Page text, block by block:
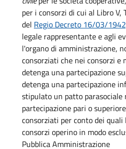
per i consorzi di cui al Libro V,
del Regio Decreto 16/03/
legale rappresentante e agli
l'organo di amministrazione,
consorziati che nei consorzi e
detenga una partecipazione
detenga una partecipazione
stipulato un patto
partecipazione pari o
consorziati per conto dei
consorzi operino in modo
Pubblica Amministrazione